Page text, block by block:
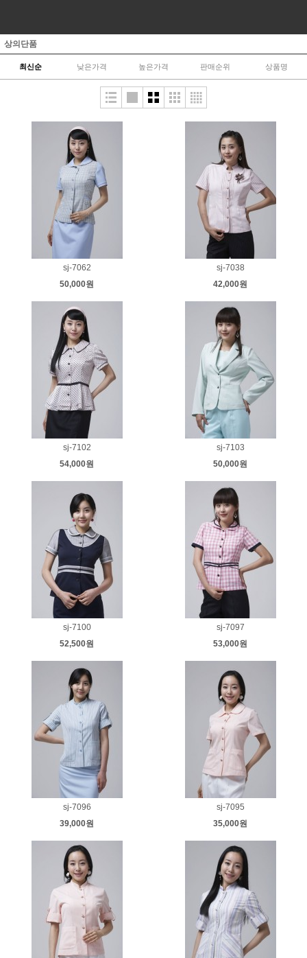
상의단품
최신순 낮은가격 높은가격 판매순위 상품명
sj-7062
50,000원
sj-7038
42,000원
sj-7102
54,000원
sj-7103
50,000원
sj-7100
52,500원
sj-7097
53,000원
sj-7096
39,000원
sj-7095
35,000원